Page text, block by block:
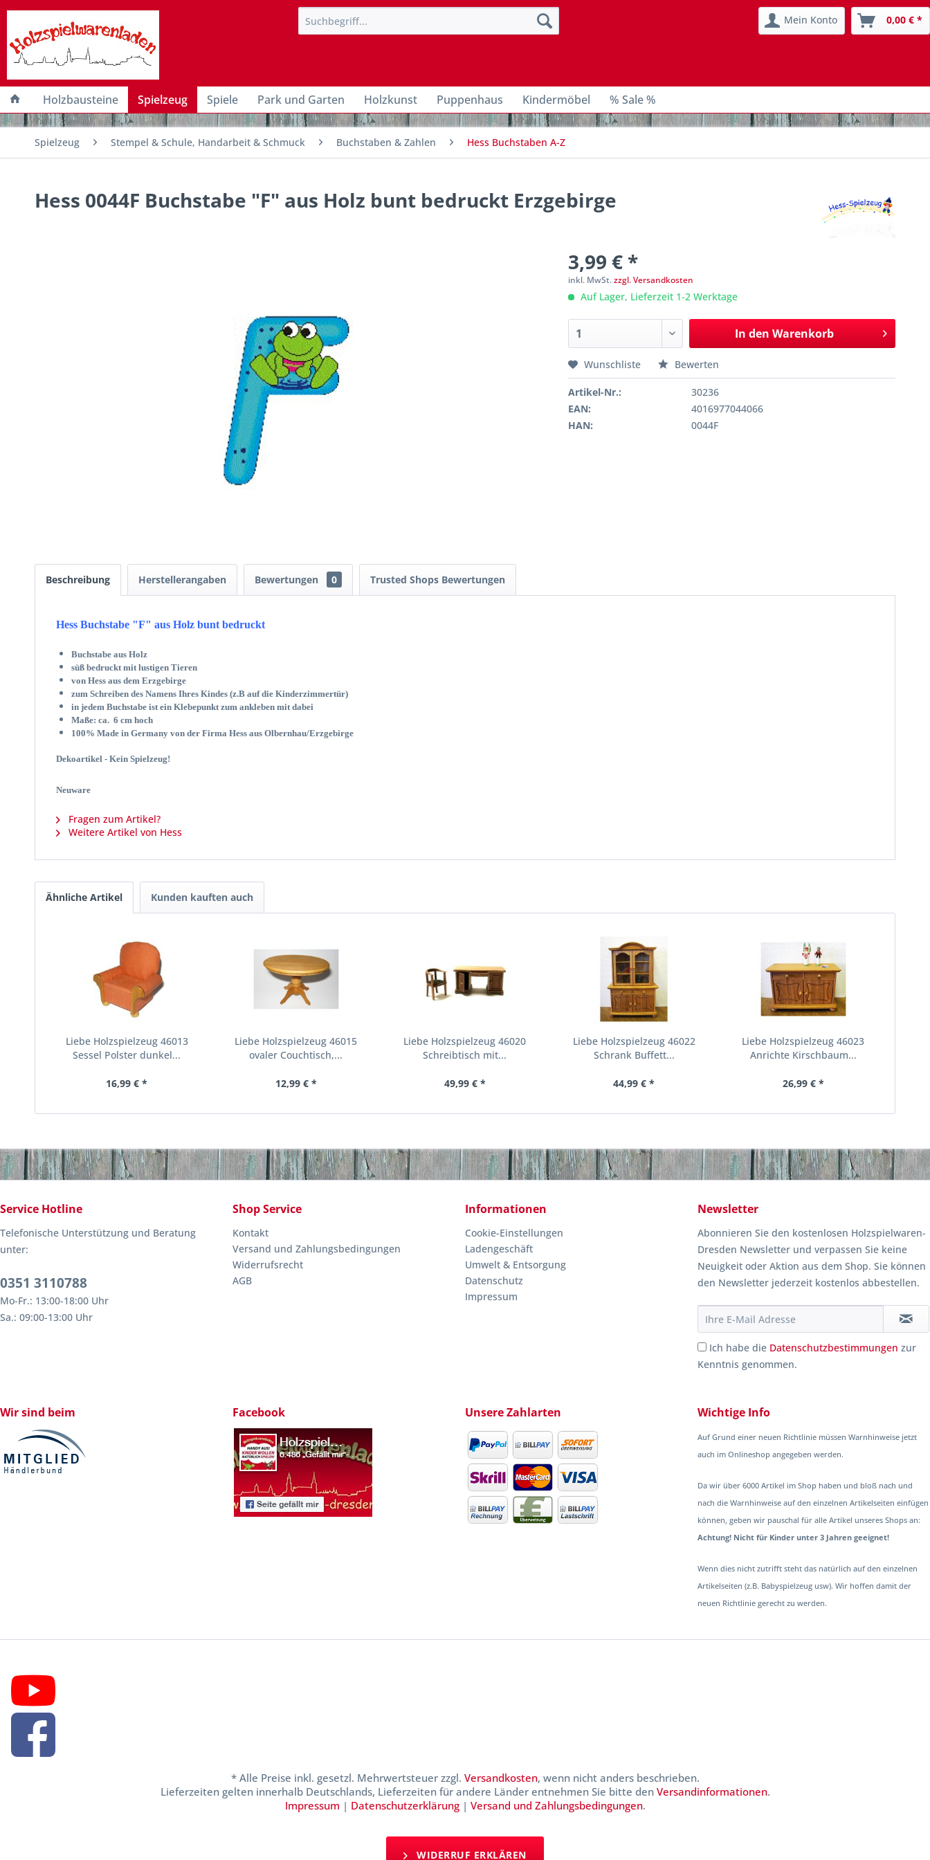
Mein Konto 0,00 € *
Holzbausteine Spielzeug Spiele Park und Garten Holzkunst Puppenhaus Kindermöbel % Sale %
Spielzeug Stempel & Schule, Handarbeit & Schmuck Buchstaben & Zahlen Hess Buchstaben A-Z
Hess 0044F Buchstabe "F" aus Holz bunt bedruckt Erzgebirge
3,99 € *
inkl. MwSt.zzgl. Versandkosten
Auf Lager, Lieferzeit 1-2 Werktage
In den Warenkorb
Wunschliste Bewerten
Artikel-Nr.:
30236
EAN:
4016977044066
HAN:
0044F
Beschreibung Herstellerangaben Bewertungen 0 Trusted Shops Bewertungen
Hess Buchstabe "F" aus Holz bunt bedruckt
Buchstabe aus Holz
süß bedruckt mit lustigen Tieren
von Hess aus dem Erzgebirge
zum Schreiben des Namens Ihres Kindes (z.B auf die Kinderzimmertür)
in jedem Buchstabe ist ein Klebepunkt zum ankleben mit dabei
Maße: ca. 6 cm hoch
100% Made in Germany von der Firma Hess aus Olbernhau/Erzgebirge
Dekoartikel - Kein Spielzeug!
Neuware
Fragen zum Artikel?
Weitere Artikel von Hess
Ähnliche Artikel Kunden kauften auch
Liebe Holzspielzeug 46013
Sessel Polster dunkel...
16,99 € *
Liebe Holzspielzeug 46015
ovaler Couchtisch,...
12,99 € *
Liebe Holzspielzeug 46020
Schreibtisch mit...
49,99 € *
Liebe Holzspielzeug 46022
Schrank Buffett...
44,99 € *
Liebe Holzspielzeug 46023
Anrichte Kirschbaum...
26,99 € *
Service Hotline
Telefonische Unterstützung und Beratung
unter:
0351 3110788
Mo-Fr.: 13:00-18:00 Uhr
Sa.: 09:00-13:00 Uhr
Shop Service
Kontakt
Versand und Zahlungsbedingungen
Widerrufsrecht
AGB
Informationen
Cookie-Einstellungen
Ladengeschäft
Umwelt & Entsorgung
Datenschutz
Impressum
Newsletter
Abonnieren Sie den kostenlosen Holzspielwaren-
Dresden Newsletter und verpassen Sie keine
Neuigkeit oder Aktion aus dem Shop. Sie können
den Newsletter jederzeit kostenlos abbestellen.
Ich habe die Datenschutzbestimmungen zur
Kenntnis genommen.
Wir sind beim Facebook Unsere Zahlarten Wichtige Info
Auf Grund einer neuen Richtlinie müssen Warnhinweise jetzt
auch im Onlineshop angegeben werden.
Da wir über 6000 Artikel im Shop haben und bloß nach und
nach die Warnhinweise auf den einzelnen Artikelseiten einfügen
können, geben wir pauschal für alle Artikel unseres Shops an:
Achtung! Nicht für Kinder unter 3 Jahren geeignet!
Wenn dies nicht zutrifft steht das natürlich auf den einzelnen
Artikelseiten (z.B. Babyspielzeug usw). Wir hoffen damit der
neuen Richtlinie gerecht zu werden.
* Alle Preise inkl. gesetzl. Mehrwertsteuer zzgl. Versandkosten, wenn nicht anders beschrieben.
Lieferzeiten gelten innerhalb Deutschlands, Lieferzeiten für andere Länder entnehmen Sie bitte den Versandinformationen.
Impressum | Datenschutzerklärung| Versand und Zahlungsbedingungen.
WIDERRUF ERKLÄREN